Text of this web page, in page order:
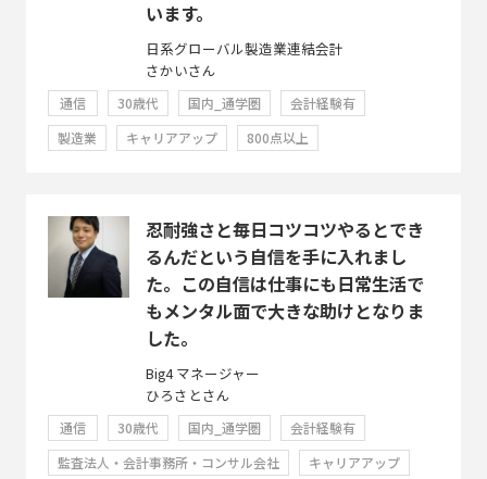
います。
日系グローバル製造業連結会計
さかいさん
通信 30歳代 国内_通学圏
会計経験有
製造業
キャリアアップ 800点以上
忍耐強さと毎日コツコツやるとでき
るんだという自信を手に入れまし
た。この自信は仕事にも日常生活で
もメンタル面で大きな助けとなりま
した。
Big4 マネージャー
ひろさとさん
通信 30歳代 国内_通学圏
会計経験有
監査法人・会計事務所・コンサル会社
キャリアアップ